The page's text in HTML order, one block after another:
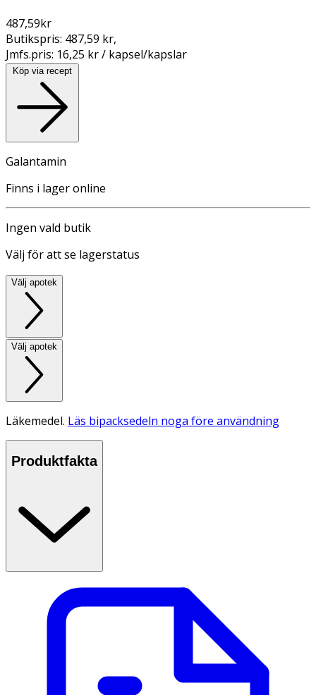
487,59kr
Butikspris: 487,59 kr,
Jmfs.pris: 16,25 kr / kapsel/kapslar
Köp via recept
Galantamin
Finns i lager online
Ingen vald butik
Välj för att se lagerstatus
Välj apotek
Välj apotek
Läkemedel. Läs bipacksedeln noga före användning
Produktfakta